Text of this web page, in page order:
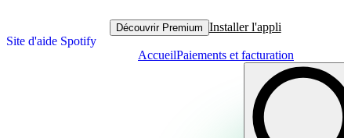
Site d'aide Spotify
Découvrir Premium Installer l'appli
AccueilPaiements et facturation